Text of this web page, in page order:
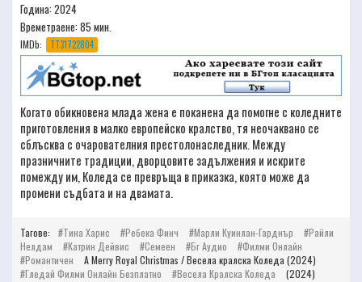
Година: 2024
Времетраене:85 мин.
IMDb: TT31722804
Когато обикновена млада жена е поканена да помогне с коледните
приготовления в малко европейско кралство, тя неочаквано се
сблъсква с очарователния престолонаследник. Между
празничните традиции, дворцовите задължения и искрите
помежду им, Коледа се превръща в приказка, която може да
промени съдбата и на двамата.
Тагове: Тина Харис Ребека Финч Марли Куинлан-Гарднър
Райли
Нелдам
Катрин Дейвис Семеен Бг Аудио
Филми Онлайн
Романтичен
A Merry Royal Christmas / Весела кралска Коледа (2024)
Гледай Филми Онлайн Безплатно
Весела Кралска Коледа (2024)